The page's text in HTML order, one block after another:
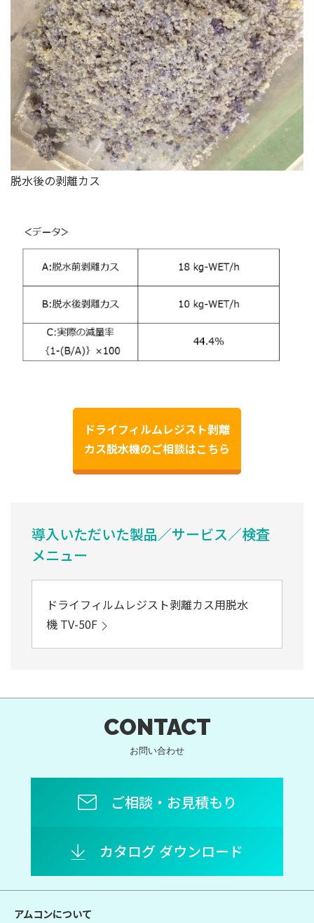
脱水後の剥離カス
ドライフィルムレジスト剝離
カス脱水機のご相談はこちら
導入いただいた製品／サービス／検査
メニュー
ドライフィルムレジスト剥離カス用脱水
機 TV-50F
CONTACT
お問い合わせ
ご相談・お見積もり
カタログ ダウンロード
アムコンについて